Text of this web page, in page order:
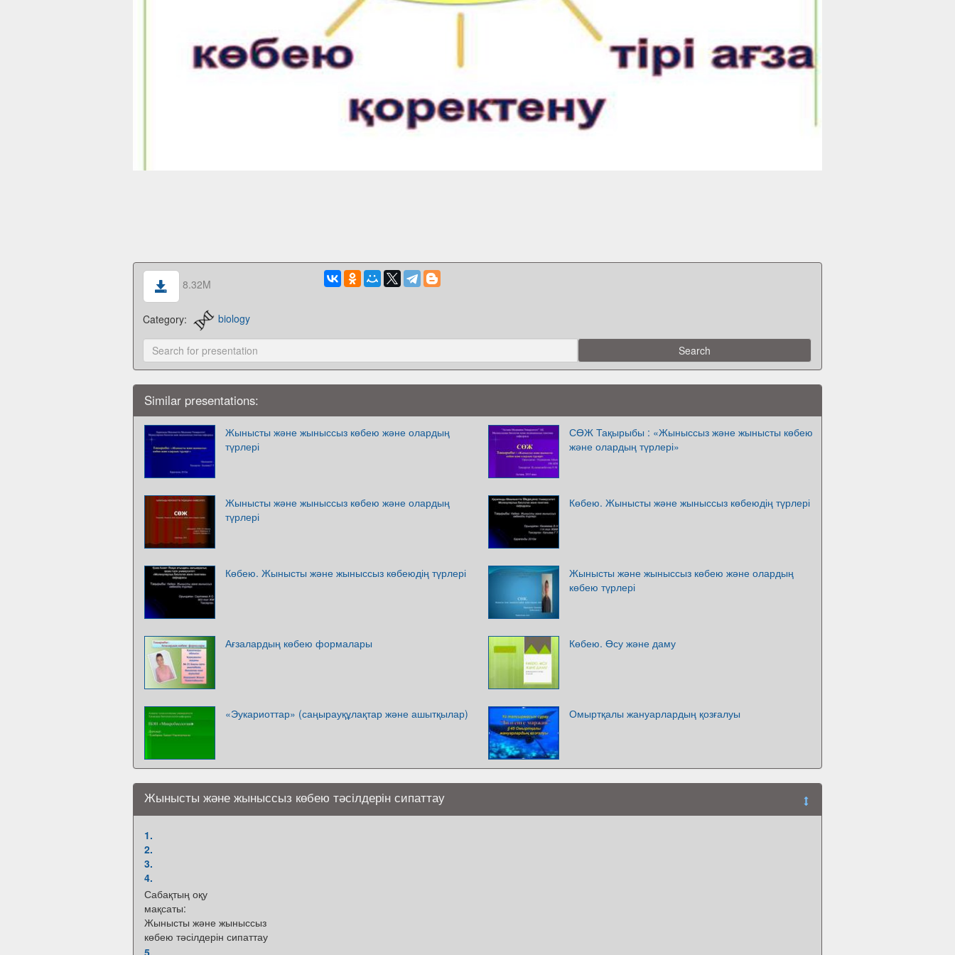
8.32M
Category: biology
Similar presentations:
Жынысты және жыныссыз көбею және олардың
түрлері
СӨЖ Тақырыбы : «Жыныссыз және жынысты көбею
және олардың түрлері»
Жынысты және жыныссыз көбею және олардың
түрлері
Көбею. Жынысты және жыныссыз көбеюдің түрлері
Көбею. Жынысты және жыныссыз көбеюдің түрлері
Жынысты және жыныссыз көбею және олардың
көбею түрлері
Ағзалардың көбею формалары Көбею. Өсу және даму
«Эукариоттар» (саңырауқұлақтар және ашытқылар) Омыртқалы жануарлардың қозғалуы
Жынысты және жыныссыз көбею тәсілдерін сипаттау
1.
2.
3.
4.
Сабақтың оқу
мақсаты:
Жынысты және жыныссыз
көбею тәсілдерін сипаттау
5.